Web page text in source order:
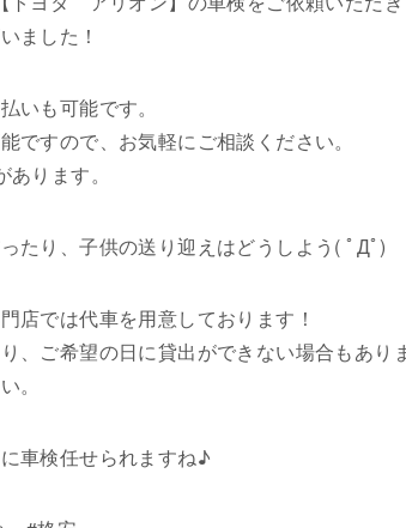
ました！
いも可能です。
ですので、お気軽にご相談ください。
ります。
たり、子供の送り迎えはどうしよう( ﾟДﾟ)
店では代車を用意しております！
、ご希望の日に貸出ができない場合もあ
。
車検任せられますね♪